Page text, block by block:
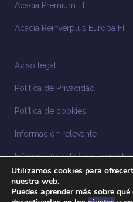
Acacia Premium FI
Acacia Reinverplus Europa FI
Aviso legal
Política de Privacidad
Política de cookies
Información relevante
Información relativa al
Información relacionada con la
Utilizamos cookies para
nuestra web.
Puedes aprender más sobre